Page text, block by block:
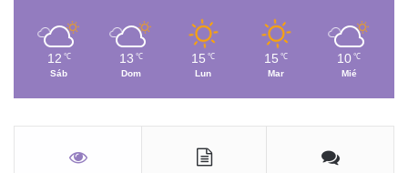
12 ℃
Sáb
13 ℃
Dom
15 ℃
Lun
15 ℃
Mar
10 ℃
Mié